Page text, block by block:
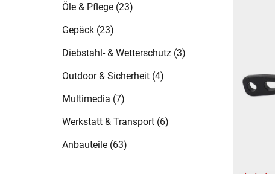
Öle & Pflege (23)
Gepäck (23)
Diebstahl- & Wetterschutz (3)
Outdoor & Sicherheit (4)
Multimedia (7)
Werkstatt & Transport (6)
Anbauteile (63)